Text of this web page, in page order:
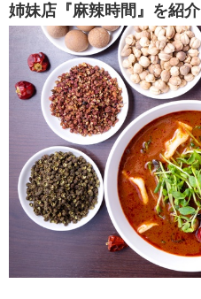
姉妹店『麻辣時間』を紹介